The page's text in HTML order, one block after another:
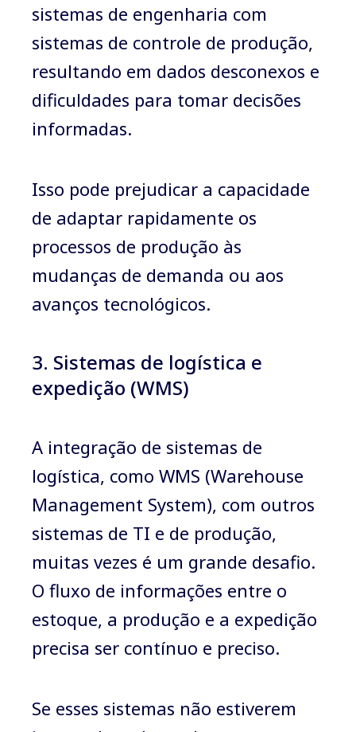
sistemas de engenharia com
sistemas de controle de produção,
resultando em dados desconexos e
dificuldades para tomar decisões
informadas.
Isso pode prejudicar a capacidade
de adaptar rapidamente os
processos de produção às
mudanças de demanda ou aos
avanços tecnológicos.
3. Sistemas de logística e
expedição (WMS)
A integração de sistemas de
logística, como WMS (Warehouse
Management System), com outros
sistemas de TI e de produção,
muitas vezes é um grande desafio.
O fluxo de informações entre o
estoque, a produção e a expedição
precisa ser contínuo e preciso.
Se esses sistemas não estiverem